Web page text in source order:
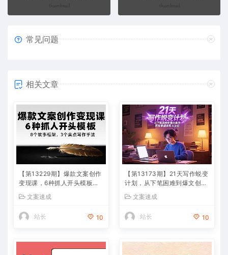
常见问题
相关文章
【第13229期】爆款文案创作
变现课，6种抓人开头模板，8
个故事框架，3个卖点写作手
法
文案速成
站长 10
【第13173期】21天写作蜕变
计划，从下笔困难到爆文创
作，系统掌握变现方法论
文案速成
站长 10